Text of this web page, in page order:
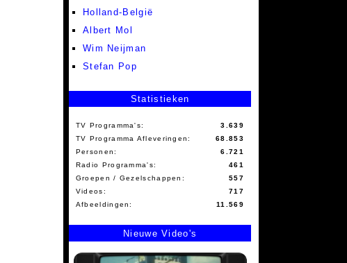
Holland-België
Albert Mol
Wim Neijman
Stefan Pop
Statistieken
TV Programma's:
3.639
TV Programma Afleveringen:
68.853
Personen:
6.721
Radio Programma's:
461
Groepen / Gezelschappen:
557
Videos:
717
Afbeeldingen:
11.569
Nieuwe Video's